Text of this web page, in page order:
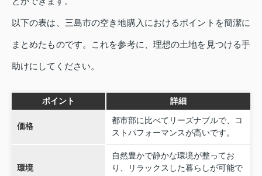
以下の表は、三島市の空き地購入におけるポイントを簡潔に
まとめたものです。これを参考に、理想の土地を見つける手
助けにしてください。
ポイント 詳細
価格
都市部に比べてリーズナブルで、コ
ストパフォーマンスが高いです。
環境
自然豊かで静かな環境が整ってお
り、リラックスした暮らしが可能で